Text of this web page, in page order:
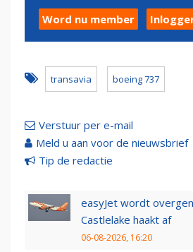
Word nu member
transavia boeing 737
Verstuur per e-mail
Meld u aan voor de nieuwsbrief
Tip de redactie
easyJet wordt
Castlelake haakt af
06-08-2026, 16:20